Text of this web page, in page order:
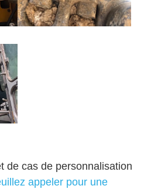
de cas de personnalisation
appeler pour une